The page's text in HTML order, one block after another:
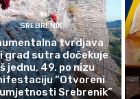
SREBRENIK
tvrdjava
grad sutra dočekuje
jednu, 49. po nizu
“Otvoreni
Srebrenik”